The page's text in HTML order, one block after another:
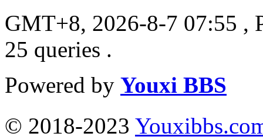
GMT+8, 2026-8-7 07:55 ,
25 queries .
Powered by Youxi BBS
© 2018-2023